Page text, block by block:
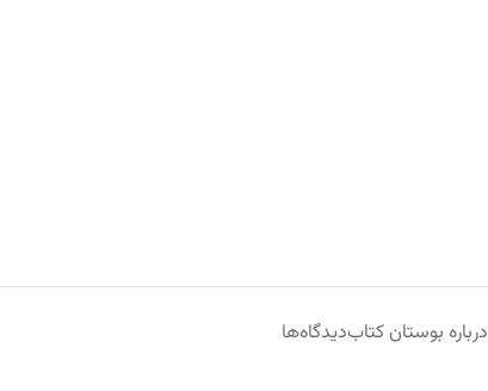
درباره بوستان کتابدیدگاه‌ها